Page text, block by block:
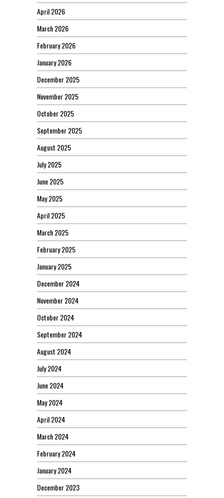
April 2026
March 2026
February 2026
January 2026
December 2025
November 2025
October 2025
September 2025
August 2025
July 2025
June 2025
May 2025
April 2025
March 2025
February 2025
January 2025
December 2024
November 2024
October 2024
September 2024
August 2024
July 2024
June 2024
May 2024
April 2024
March 2024
February 2024
January 2024
December 2023